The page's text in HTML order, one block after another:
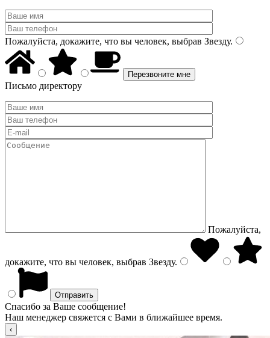
Пожалуйста, докажите, что вы человек, выбрав Звезду.
Письмо директору
Пожалуйста,
докажите, что вы человек, выбрав Звезду.
Спасибо за Ваше сообщение!
Наш менеджер свяжется с Вами в ближайшее время.